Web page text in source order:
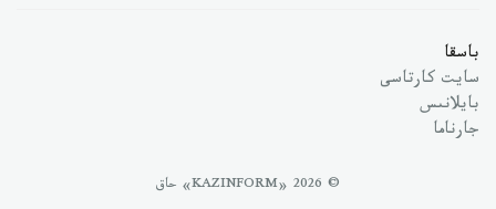
باسقا
سايت كارتاسى
بايلانىس
جارناما
© 2026 «KAZINFORM» حاق